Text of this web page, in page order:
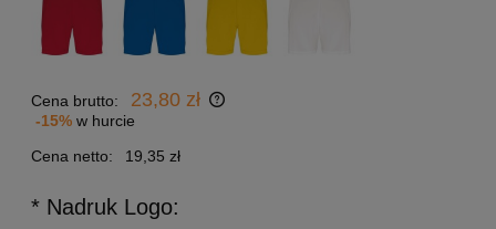
Cena brutto: 23,80 zł
-15% w hurcie
Cena netto:
19,35 zł
* Nadruk Logo: